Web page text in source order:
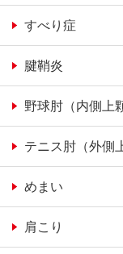
すべり症
腱鞘炎
野球肘（内側上
テニス肘（外側
めまい
肩こり